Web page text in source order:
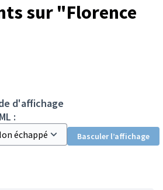
sur "Florence
d'affichage
:
Basculer l’affichage